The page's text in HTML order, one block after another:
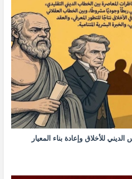
للأخلاق وإعادة بناء المعيار